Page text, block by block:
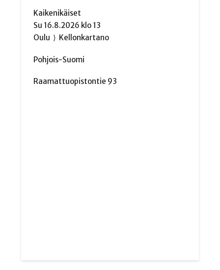
Kaikenikäiset
Su 16.8.2026 klo 13
Oulu ⟩ Kellonkartano
Pohjois-Suomi
Raamattuopistontie 93